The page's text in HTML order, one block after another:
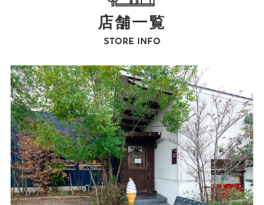
店舗一覧
STORE INFO